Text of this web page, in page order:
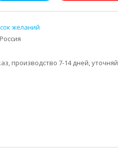
Россия
производство 7-14 дней,